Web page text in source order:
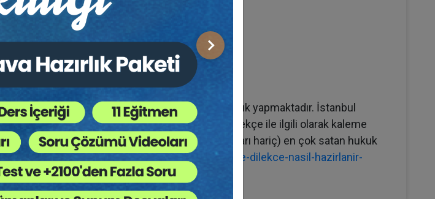
Sonraki
İstanbul Barosuna bağlı olarak serbest avukatlık yapmaktadır. İstanbul
fakültesinde dilekçe seminerleri vermiştir. Dilekçe ile ilgili olarak kaleme
kitabı yayımlandığı 2018 yılından beri (ders kitapları hariç) en çok satan hukuk
bir-dilekcenin-anatomisi-adan-zye-dilekce-nasil-hazirlanir-